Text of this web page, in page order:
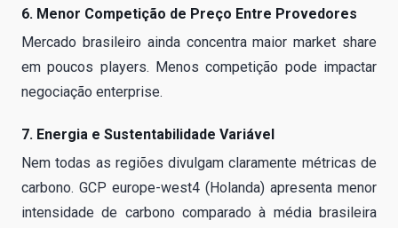
6. Menor Competição de Preço Entre Provedores
Mercado brasileiro ainda concentra maior market share
em poucos players. Menos competição pode impactar
negociação enterprise.
7. Energia e Sustentabilidade Variável
Nem todas as regiões divulgam claramente métricas de
carbono. GCP europe-west4 (Holanda) apresenta menor
intensidade de carbono comparado à média brasileira